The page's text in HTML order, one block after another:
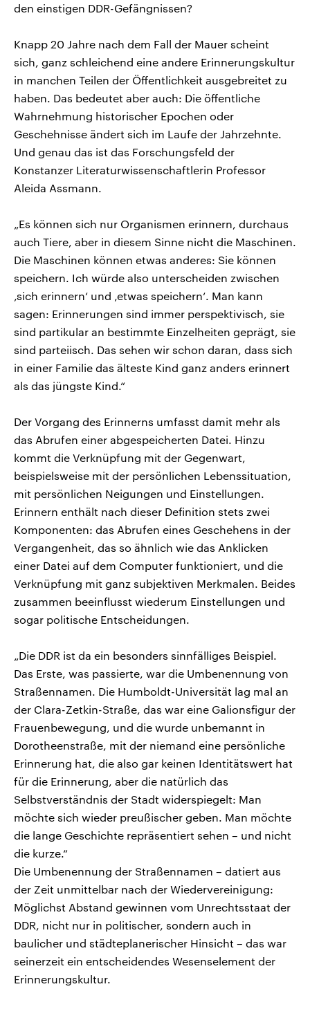
den einstigen DDR-Gefängnissen?
Knapp 20 Jahre nach dem Fall der Mauer scheint
sich, ganz schleichend eine andere Erinnerungskultur
in manchen Teilen der Öffentlichkeit ausgebreitet zu
haben. Das bedeutet aber auch: Die öffentliche
Wahrnehmung historischer Epochen oder
Geschehnisse ändert sich im Laufe der Jahrzehnte.
Und genau das ist das Forschungsfeld der
Konstanzer Literaturwissenschaftlerin Professor
Aleida Assmann.
„Es können sich nur Organismen erinnern, durchaus
auch Tiere, aber in diesem Sinne nicht die Maschinen.
Die Maschinen können etwas anderes: Sie können
speichern. Ich würde also unterscheiden zwischen
‚sich erinnern‘ und ‚etwas speichern‘. Man kann
sagen: Erinnerungen sind immer perspektivisch, sie
sind partikular an bestimmte Einzelheiten geprägt, sie
sind parteiisch. Das sehen wir schon daran, dass sich
in einer Familie das älteste Kind ganz anders erinnert
als das jüngste Kind.“
Der Vorgang des Erinnerns umfasst damit mehr als
das Abrufen einer abgespeicherten Datei. Hinzu
kommt die Verknüpfung mit der Gegenwart,
beispielsweise mit der persönlichen Lebenssituation,
mit persönlichen Neigungen und Einstellungen.
Erinnern enthält nach dieser Definition stets zwei
Komponenten: das Abrufen eines Geschehens in der
Vergangenheit, das so ähnlich wie das Anklicken
einer Datei auf dem Computer funktioniert, und die
Verknüpfung mit ganz subjektiven Merkmalen. Beides
zusammen beeinflusst wiederum Einstellungen und
sogar politische Entscheidungen.
„Die DDR ist da ein besonders sinnfälliges Beispiel.
Das Erste, was passierte, war die Umbenennung von
Straßennamen. Die Humboldt-Universität lag mal an
der Clara-Zetkin-Straße, das war eine Galionsfigur der
Frauenbewegung, und die wurde unbemannt in
Dorotheenstraße, mit der niemand eine persönliche
Erinnerung hat, die also gar keinen Identitätswert hat
für die Erinnerung, aber die natürlich das
Selbstverständnis der Stadt widerspiegelt: Man
möchte sich wieder preußischer geben. Man möchte
die lange Geschichte repräsentiert sehen – und nicht
die kurze.“
Die Umbenennung der Straßennamen – datiert aus
der Zeit unmittelbar nach der Wiedervereinigung:
Möglichst Abstand gewinnen vom Unrechtsstaat der
DDR, nicht nur in politischer, sondern auch in
baulicher und städteplanerischer Hinsicht – das war
seinerzeit ein entscheidendes Wesenselement der
Erinnerungskultur.